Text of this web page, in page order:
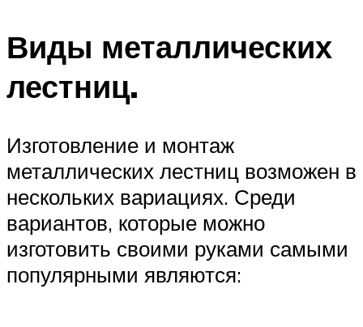
Виды металлических
лестниц.
Изготовление и монтаж
металлических лестниц возможен в
нескольких вариациях. Среди
вариантов, которые можно
изготовить своими руками самыми
популярными являются: